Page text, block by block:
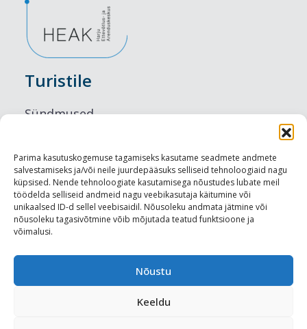
Parima kasutuskogemuse tagamiseks kasutame seadmete andmete
salvestamiseks ja/või neile juurdepääsuks selliseid tehnoloogiaid nagu
küpsised. Nende tehnoloogiate kasutamisega nõustudes lubate meil
töödelda selliseid andmeid nagu veebikasutaja käitumine või
unikaalsed ID-d sellel veebisaidil. Nõusoleku andmata jätmine või
nõusoleku tagasivõtmine võib mõjutada teatud funktsioone ja
võimalusi.
Nõustu
Keeldu
Turistile
Sündmused
Maitseelamused
Vaatamisväärsused
Visit Tallinn
Turismiprofessionaalile
Harju-, Rapla- ja Läänemaa DMO